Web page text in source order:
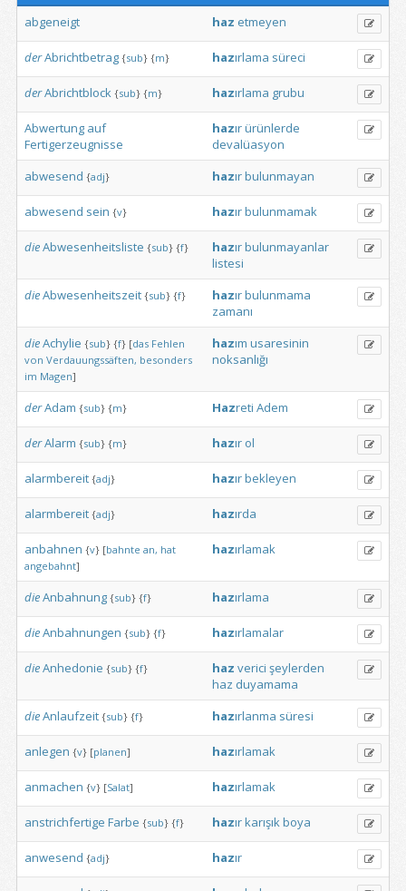
abgeneigt
haz etmeyen
derAbrichtbetrag {sub} {m} hazırlama süreci
derAbrichtblock {sub} {m} hazırlama grubu
Abwertung auf
Fertigerzeugnisse
hazırürünlerde
devalüasyon
abwesend {adj} hazırbulunmayan
abwesend sein {v} hazırbulunmamak
dieAbwesenheitsliste {sub} {f} hazırbulunmayanlar
listesi
dieAbwesenheitszeit {sub} {f} hazırbulunmama
zamanı
dieAchylie {sub} {f} [das Fehlen
von Verdauungssäften, besonders
im Magen]
hazım usaresinin
noksanlığı
derAdam {sub} {m} Hazreti Adem
derAlarm {sub} {m} hazır ol
alarmbereit {adj} hazırbekleyen
alarmbereit {adj} hazırda
anbahnen {v} [bahnte an, hat
angebahnt]
hazırlamak
dieAnbahnung {sub} {f} hazırlama
dieAnbahnungen {sub} {f} hazırlamalar
dieAnhedonie {sub} {f} haz verici şeylerden
haz duyamama
dieAnlaufzeit {sub} {f} hazırlanma süresi
anlegen {v} [planen] hazırlamak
anmachen {v} [Salat] hazırlamak
anstrichfertige Farbe {sub} {f} hazırkarışıkboya
anwesend {adj} hazır